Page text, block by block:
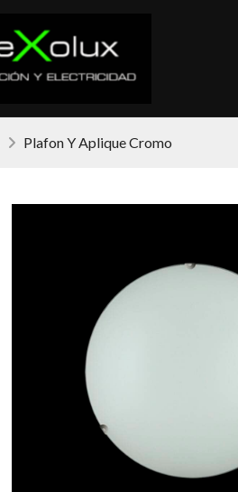
Plafon Y Aplique Cromo